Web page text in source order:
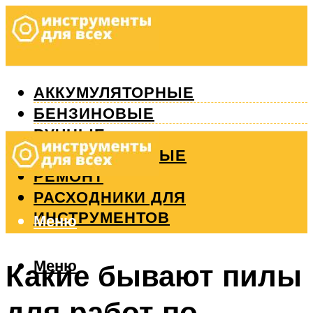
АККУМУЛЯТОРНЫЕ
БЕНЗИНОВЫЕ
РУЧНЫЕ
ИЗМЕРИТЕЛЬНЫЕ
РЕМОНТ
РАСХОДНИКИ ДЛЯ
ИНСТРУМЕНТОВ
Меню
Меню
Какие бывают пилы